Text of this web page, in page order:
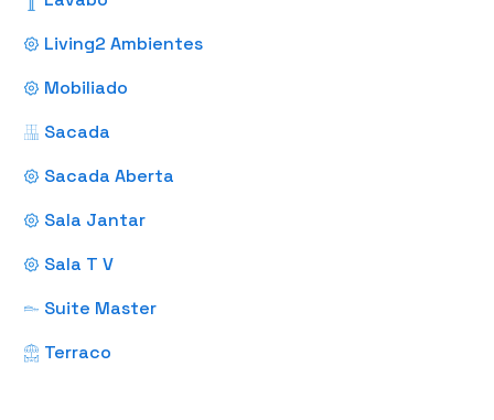
Living2 Ambientes
Mobiliado
Sacada
Sacada Aberta
Sala Jantar
Sala T V
Suite Master
Terraco